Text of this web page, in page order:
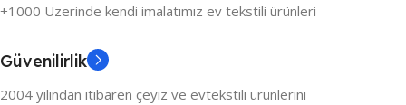
+1000 Üzerinde kendi imalatımız ev tekstili ürünleri
Güvenilirlik
2004 yılından itibaren çeyiz ve evtekstili ürünlerini